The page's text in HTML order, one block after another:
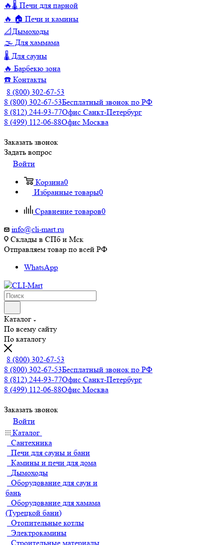
🔥🌡️ Печи для парной
🔥 🏠 Печи и камины
📐Дымоходы
🌫️ Для хаммама
🌡️ Для сауны
🔥 Барбекю зона
☎️ Контакты
8 (800) 302-67-53
8 (800) 302-67-53Бесплатный звонок по РФ
8 (812) 244-93-77Офис Санкт-Петербург
8 (499) 112-06-88Офис Москва
Заказать звонок
Задать вопрос
Войти
Корзина0
Избранные товары0
Сравнение товаров0
info@cli-mart.ru
Склады в СПб и Мск
Отправляем товар по всей РФ
WhatsApp
Каталог
По всему сайту
По каталогу
8 (800) 302-67-53
8 (800) 302-67-53Бесплатный звонок по РФ
8 (812) 244-93-77Офис Санкт-Петербург
8 (499) 112-06-88Офис Москва
Заказать звонок
Войти
Каталог
Сантехника
Печи для сауны и бани
Камины и печи для дома
Дымоходы
Оборудование для саун и
бань
Оборудование для хамама
(Турецкой бани)
Отопительные котлы
Электрокамины
Строительные материалы